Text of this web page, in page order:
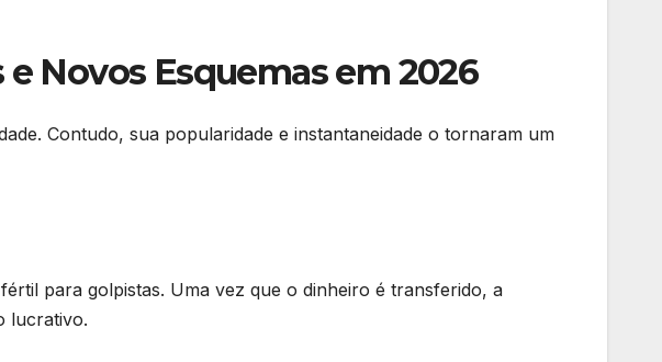
Novos Esquemas em 2026
Contudo, sua popularidade e instantaneidade o tornaram um
para golpistas. Uma vez que o dinheiro é transferido, a
lucrativo.